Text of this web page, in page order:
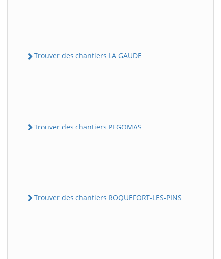
Trouver des chantiers LA GAUDE
Trouver des chantiers PEGOMAS
Trouver des chantiers ROQUEFORT-LES-PINS